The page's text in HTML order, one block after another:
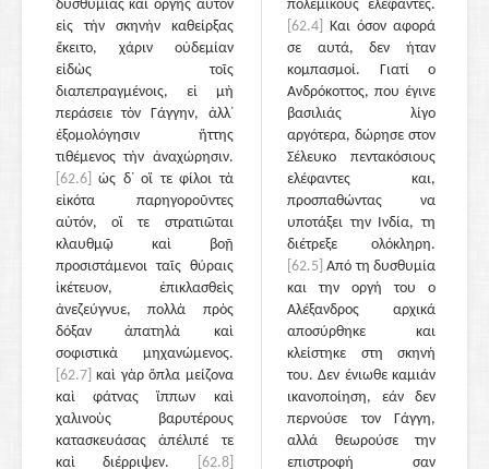
δυσθυμίας καὶ ὀργῆς αὑτὸν
εἰς τὴν σκηνὴν καθείρξας
ἔκειτο, χάριν οὐδεμίαν
εἰδὼς τοῖς
διαπεπραγμένοις, εἰ μὴ
περάσειε τὸν Γάγγην, ἀλλ᾽
ἐξομολόγησιν ἥττης
τιθέμενος τὴν ἀναχώρησιν.
[62.6]
ὡς δ᾽ οἵ τε φίλοι τὰ
εἰκότα παρηγοροῦντες
αὐτόν, οἵ τε στρατιῶται
κλαυθμῷ καὶ βοῇ
προσιστάμενοι ταῖς θύραις
ἱκέτευον, ἐπικλασθεὶς
ἀνεζεύγνυε, πολλὰ πρὸς
δόξαν ἀπατηλὰ καὶ
σοφιστικὰ μηχανώμενος.
[62.7] καὶ γὰρ ὅπλα μείζονα
καὶ φάτνας ἵππων καὶ
χαλινοὺς βαρυτέρους
κατασκευάσας ἀπέλιπέ τε
καὶ διέρριψεν.
[62.8]
πολεμικούς ελέφαντες.
[62.4]
Και όσον αφορά
σε αυτά, δεν ήταν
κομπασμοί. Γιατί ο
Ανδρόκοττος, που έγινε
βασιλιάς λίγο
αργότερα, δώρησε στον
Σέλευκο πεντακόσιους
ελέφαντες και,
προσπαθώντας να
υποτάξει την Ινδία, τη
διέτρεξε ολόκληρη.
[62.5]Από τη δυσθυμία
και την οργή του ο
Αλέξανδρος αρχικά
αποσύρθηκε και
κλείστηκε στη σκηνή
του. Δεν ένιωθε καμιάν
ικανοποίηση, εάν δεν
περνούσε τον Γάγγη,
αλλά θεωρούσε την
επιστροφή σαν